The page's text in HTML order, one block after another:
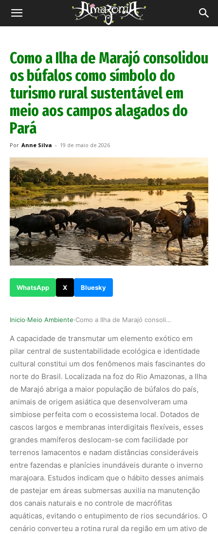
Revista
Como a Ilha de Marajó consolidou
os búfalos como símbolo do
turismo rural sustentável em
meio aos campos alagados do
Pará
Por Anne Silva - 19 de maio de 2026
WhatsApp X Bluesky
Inicio›Meio Ambiente› Como a Ilha de Marajó consolidou os búfalos com…
A capacidade de transmutar um elemento exótico em
pilar central de sustentabilidade ecológica e identidade
cultural constitui um dos fenômenos mais fascinantes do
norte do Brasil. Localizada na foz do Rio Amazonas, a Ilha
de Marajó abriga a maior população de búfalos do país,
animais de origem asiática que desenvolveram uma
simbiose perfeita com o ecossistema local. Dotados de
cascos largos e membranas interdigitais flexíveis, esses
grandes mamíferos deslocam-se com facilidade por
terrenos lamacentos e nadam distâncias consideráveis
entre fazendas e planícies inundáveis durante o inverno
marajoara. Estudos indicam que o hábito desses animais
de pastejar em áreas submersas auxilia na manutenção
dos canais naturais e no controle de macrófitas
aquáticas, evitando o entupimento de rios secundários. O
cenário converteu a rotina rural da região em um ativo de